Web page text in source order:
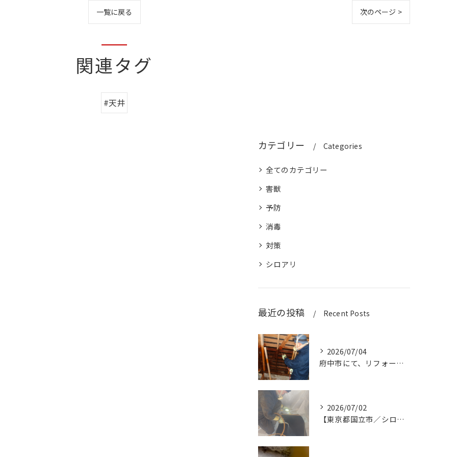
一覧に戻る 次のページ >
関連タグ
#天井
カテゴリー Categories
全てのカテゴリー
害獣
予防
消毒
対策
シロアリ
最近の投稿 Recent Posts
2026/07/04
府中市にて、リフォーム中の建物でダシロアリ消毒作業を行いまし...
2026/07/02
【東京都国立市／シロアリ消毒作業】